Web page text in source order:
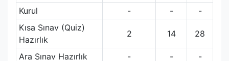
Kurul
- -
-
Kısa Sınav (Quiz)
Hazırlık
2 14 28
Ara Sınav Hazırlık - -
-